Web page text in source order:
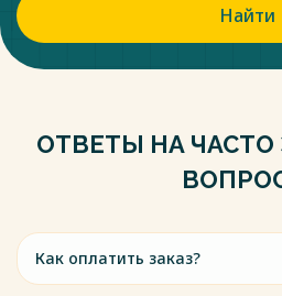
Найти
ОТВЕТЫ НА
Как оплатить заказ?